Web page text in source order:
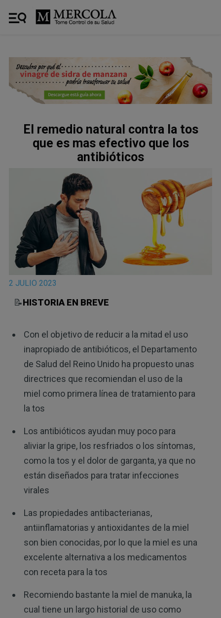
El remedio natural contra la tos
que es mas efectivo que los
antibióticos
2 JULIO 2023
📝HISTORIA EN BREVE
Con el objetivo de reducir a la mitad el uso
inapropiado de antibióticos, el Departamento
de Salud del Reino Unido ha propuesto unas
directrices que recomiendan el uso de la
miel como primera línea de tratamiento para
la tos
Los antibióticos ayudan muy poco para
aliviar la gripe, los resfriados o los síntomas,
como la tos y el dolor de garganta, ya que no
están diseñados para tratar infecciones
virales
Las propiedades antibacterianas,
antiinflamatorias y antioxidantes de la miel
son bien conocidas, por lo que la miel es una
excelente alternativa a los medicamentos
con receta para la tos
Recomiendo bastante la miel de manuka, la
cual tiene un largo historial de uso como